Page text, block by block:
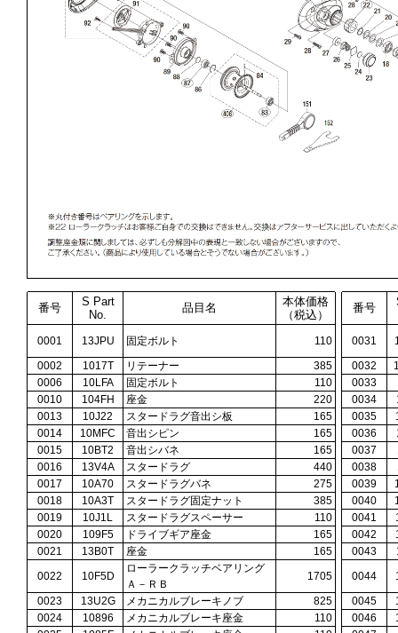
番号
S Part
No.
品目名
本体価格
（税込）
番号
0001 13JPU 固定ボルト 110 0031
0002
1017T リテーナー 385 0032
0006
10LFA 固定ボルト 110 0033
0010
104FH 座金 220 0034
0013
10J22 スタードラグ音出シ板 165 0035
0014
10MFC 音出シピン 165 0036
0015
10BT2 音出シバネ 165 0037
0016
13V4A スタードラグ 440 0038
0017
10A70 スタードラグバネ 275 0039
0018
10A3T スタードラグ固定ナット 385 0040
0019
10J1L スタードラグスペーサー 110 0041
0020
109F5 ドライブギア座金 165 0042
0021
13B0T 座金 165 0043
0022
10F5D
ローラークラッチベアリング
Ａ－ＲＢ
1705 0044
0023
13U2G メカニカルブレーキノブ 825 0045
0024
10896 メカニカルブレーキ座金 110 0046